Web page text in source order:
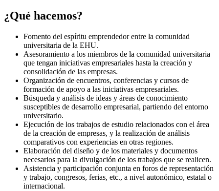
¿Qué hacemos?
Fomento del espíritu emprendedor entre la comunidad
universitaria de la EHU.
Asesoramiento a los miembros de la comunidad universitaria
que tengan iniciativas empresariales hasta la creación y
consolidación de las empresas.
Organización de encuentros, conferencias y cursos de
formación de apoyo a las iniciativas empresariales.
Búsqueda y análisis de ideas y áreas de conocimiento
susceptibles de desarrollo empresarial, partiendo del entorno
universitario.
Ejecución de los trabajos de estudio relacionados con el área
de la creación de empresas, y la realización de análisis
comparativos con experiencias en otras regiones.
Elaboración del diseño y de los materiales y documentos
necesarios para la divulgación de los trabajos que se realicen.
Asistencia y participación conjunta en foros de representación
y trabajo, congresos, ferias, etc., a nivel autonómico, estatal o
internacional.